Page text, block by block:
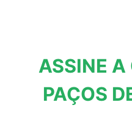
ASSINE A
PAÇOS